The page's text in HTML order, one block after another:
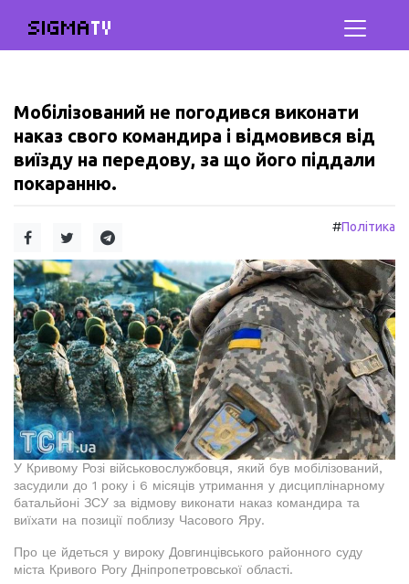
SIGMATV
Мобілізований не погодився виконати
наказ свого командира і відмовився від
виїзду на передову, за що його піддали
покаранню.
#Політика
У Кривому Розі військовослужбовця, який був мобілізований,
засудили до 1 року і 6 місяців утримання у дисциплінарному
батальйоні ЗСУ за відмову виконати наказ командира та
виїхати на позиції поблизу Часового Яру.
Про це йдеться у вироку Довгинцівського районного суду
міста Кривого Рогу Дніпропетровської області.